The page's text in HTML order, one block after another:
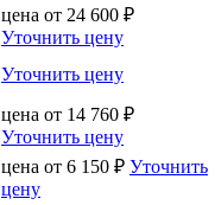
цена от 24 600 ₽
Уточнить цену
Уточнить цену
цена от 14 760 ₽
Уточнить цену
цена от 6 150 ₽ Уточнить
цену